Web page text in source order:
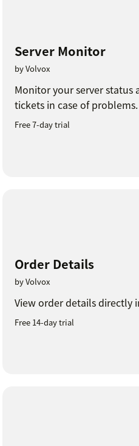
Server Monitor
by Volvox
Monitor your server
tickets in case of problems.
Free 7-day trial
Order Details
by Volvox
View order details directly
Free 14-day trial